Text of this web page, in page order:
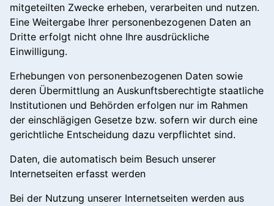
mitgeteilten Zwecke erheben, verarbeiten und nutzen.
Eine Weitergabe Ihrer personenbezogenen Daten an
Dritte erfolgt nicht ohne Ihre ausdrückliche
Einwilligung.
Erhebungen von personenbezogenen Daten sowie
deren Übermittlung an Auskunftsberechtigte staatliche
Institutionen und Behörden erfolgen nur im Rahmen
der einschlägigen Gesetze bzw. sofern wir durch eine
gerichtliche Entscheidung dazu verpflichtet sind.
Daten, die automatisch beim Besuch unserer
Internetseiten erfasst werden
Bei der Nutzung unserer Internetseiten werden aus